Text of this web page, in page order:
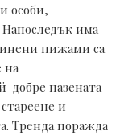
особи,
Напоследък има
пижами са
на
добре пазената
и
Тренда поражда